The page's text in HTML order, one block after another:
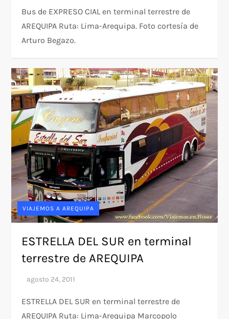
Bus de EXPRESO CIAL en terminal terrestre de
AREQUIPA Ruta: Lima-Arequipa. Foto cortesía de
Arturo Begazo.
VIAJEMOS A AREQUIPA
ESTRELLA DEL SUR en terminal
terrestre de AREQUIPA
ESTRELLA DEL SUR en terminal terrestre de
AREQUIPA Ruta: Lima-Arequipa Marcopolo